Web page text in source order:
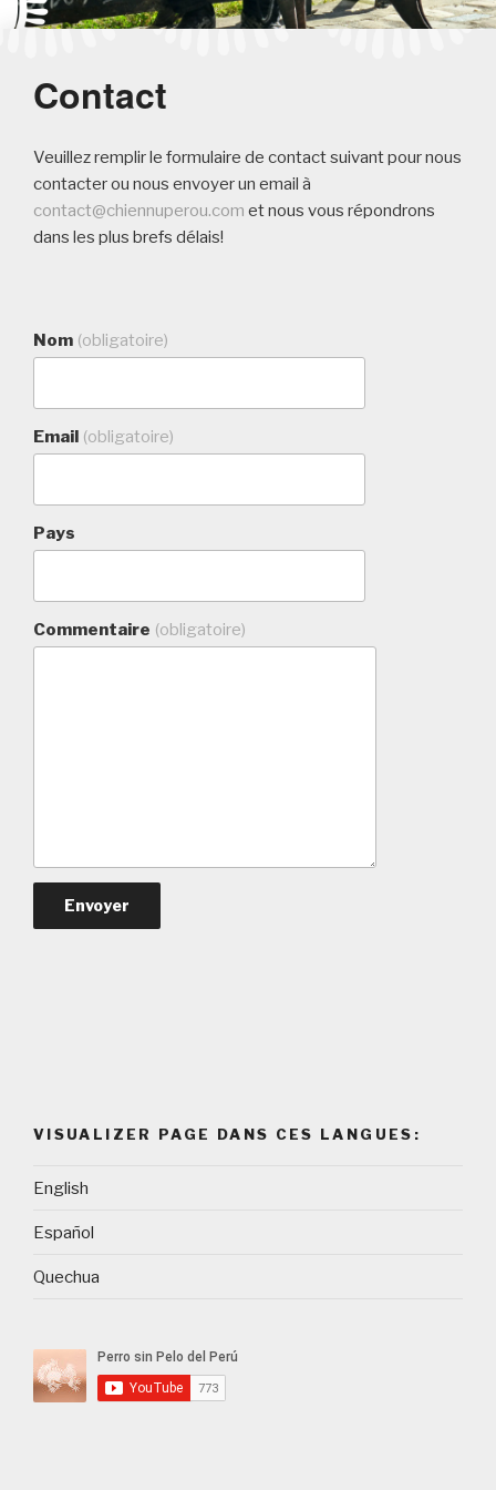
Contact
Veuillez remplir le formulaire de contact suivant pour nous
contacter ou nous envoyer un email à
contact@chiennuperou.com et nous vous répondrons
dans les plus brefs délais!
Nom (obligatoire)
Email (obligatoire)
Pays
Commentaire (obligatoire)
Envoyer
VISUALIZER PAGE DANS CES LANGUES:
English
Español
Quechua